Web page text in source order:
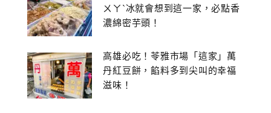
ㄨㄚˋ冰就會想到這一家，必點香
濃綿密芋頭！
高雄必吃！苓雅市場「這家」萬
丹紅豆餅，餡料多到尖叫的幸福
滋味！